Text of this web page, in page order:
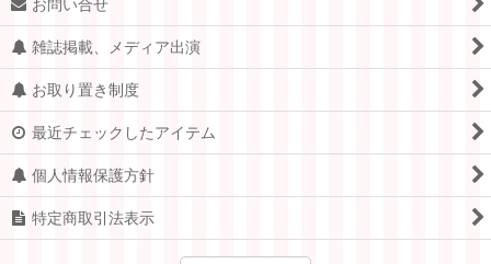
お問い合せ
雑誌掲載、メディア出演
お取り置き制度
最近チェックしたアイテム
個人情報保護方針
特定商取引法表示